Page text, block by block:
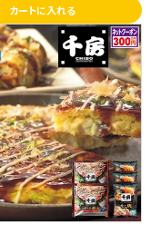
カートに入れる